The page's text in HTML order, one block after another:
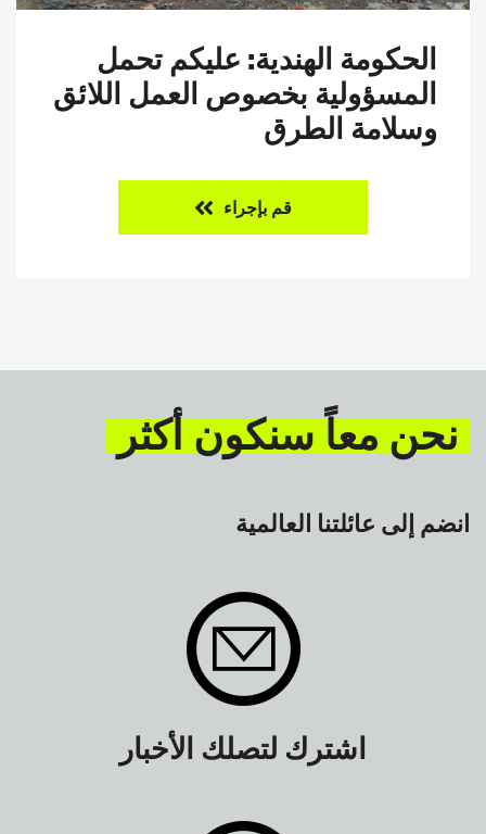
الحكومة الهندية: عليكم تحمل
المسؤولية بخصوص العمل اللائق
وسلامة الطرق
قم بإجراء
نحن معاً سنكون أكثر
انضم إلى عائلتنا العالمية
اشترك لتصلك الأخبار